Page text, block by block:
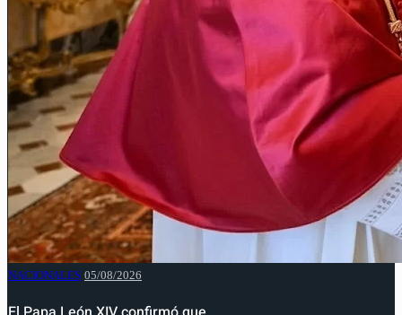
NACIONALES 05/08/2026